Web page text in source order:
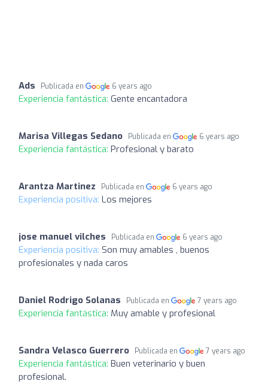
Ads Publicada en 6 years ago
Experiencia fantástica: Gente encantadora
Marisa Villegas Sedano Publicada en 6 years ago
Experiencia fantástica: Profesional y barato
Arantza Martinez Publicada en 6 years ago
Experiencia positiva: Los mejores
jose manuel vilches Publicada en 6 years ago
Experiencia positiva: Son muy amables , buenos
profesionales y nada caros
Daniel Rodrigo Solanas Publicada en 7 years ago
Experiencia fantástica: Muy amable y profesional
Sandra Velasco Guerrero Publicada en 7 years ago
Experiencia fantástica: Buen veterinario y buen
profesional.